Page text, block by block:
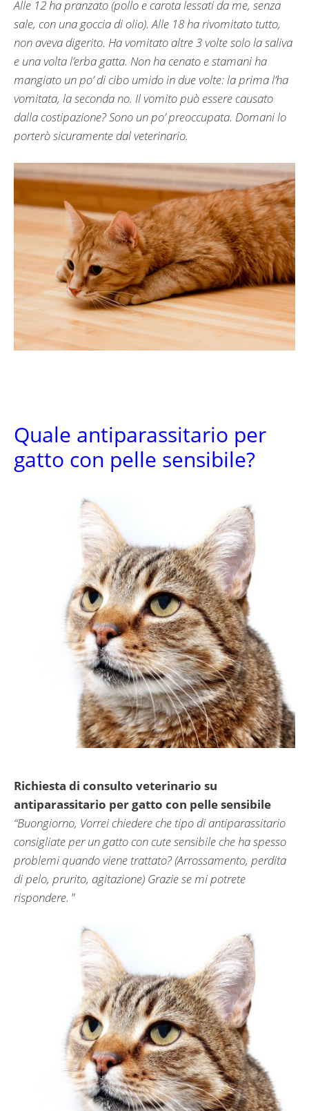
Alle 12 ha pranzato (pollo e carota lessati da me, senza
sale, con una goccia di olio). Alle 18 ha rivomitato tutto,
non aveva digerito. Ha vomitato altre 3 volte solo la saliva
e una volta l’erba gatta. Non ha cenato e stamani ha
mangiato un po’ di cibo umido in due volte: la prima l’ha
vomitata, la seconda no. Il vomito può essere causato
dalla costipazione? Sono un po’ preoccupata. Domani lo
porterò sicuramente dal veterinario.
Quale antiparassitario per
gatto con pelle sensibile?
Richiesta di consulto veterinario su
antiparassitario per gatto con pelle sensibile
“Buongiorno, Vorrei chiedere che tipo di antiparassitario
consigliate per un gatto con cute sensibile che ha spesso
problemi quando viene trattato? (Arrossamento, perdita
di pelo, prurito, agitazione) Grazie se mi potrete
rispondere. ”